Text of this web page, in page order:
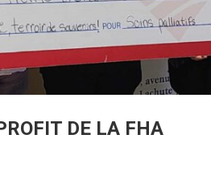
DE LA FHA